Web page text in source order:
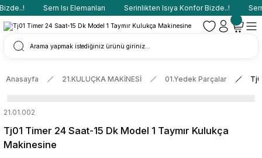
Sern Isı Elemanları Serinlikten Isıya Konfor Bizde..!
Anasayfa 21.KULUÇKA MAKİNESİ 01.Yedek Parçalar
21.01.002
Tj01 Timer 24 Saat-15 Dk Model 1 Taymır Kulukça
Makinesine